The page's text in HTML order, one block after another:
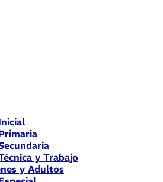
y Trabajo
y Adultos